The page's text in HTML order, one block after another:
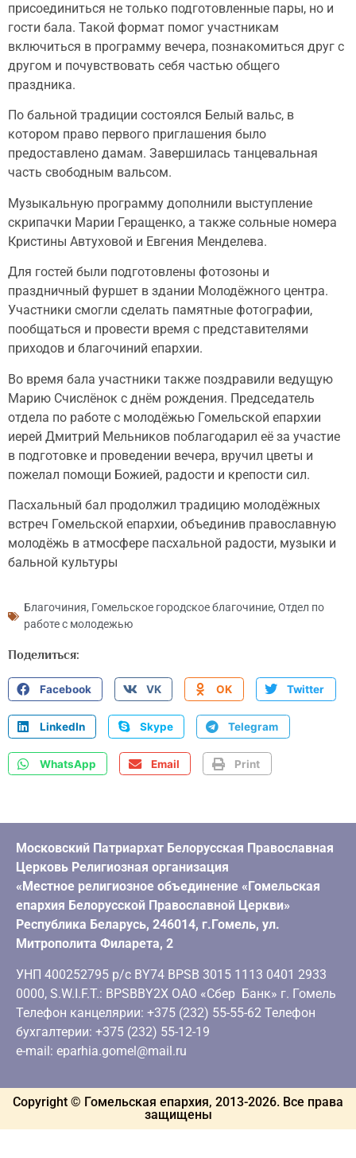
присоединиться не только подготовленные пары, но и
гости бала. Такой формат помог участникам
включиться в программу вечера, познакомиться друг с
другом и почувствовать себя частью общего
праздника.
По бальной традиции состоялся Белый вальс, в
котором право первого приглашения было
предоставлено дамам. Завершилась танцевальная
часть свободным вальсом.
Музыкальную программу дополнили выступление
скрипачки Марии Геращенко, а также сольные номера
Кристины Автуховой и Евгения Менделева.
Для гостей были подготовлены фотозоны и
праздничный фуршет в здании Молодёжного центра.
Участники смогли сделать памятные фотографии,
пообщаться и провести время с представителями
приходов и благочиний епархии.
Во время бала участники также поздравили ведущую
Марию Счислёнок с днём рождения. Председатель
отдела по работе с молодёжью Гомельской епархии
иерей Дмитрий Мельников поблагодарил её за участие
в подготовке и проведении вечера, вручил цветы и
пожелал помощи Божией, радости и крепости сил.
Пасхальный бал продолжил традицию молодёжных
встреч Гомельской епархии, объединив православную
молодёжь в атмосфере пасхальной радости, музыки и
бальной культуры
Благочиния, Гомельское городское благочиние, Отдел по
работе с молодежью
Поделиться:
Facebook VK OK Twitter
LinkedIn Skype Telegram
WhatsApp Email Print
Московский Патриархат Белорусская Православная
Церковь Религиозная организация
«Местное религиозное объединение «Гомельская
епархия Белорусской Православной Церкви»
Республика Беларусь, 246014, г.Гомель, ул.
Митрополита Филарета, 2
УНП 400252795 р/с BY74 BPSB 3015 1113 0401 2933
0000, S.W.I.F.T.: BPSBBY2X ОАО «Сбер Банк» г. Гомель
Телефон канцелярии: +375 (232) 55-55-62 Телефон
бухгалтерии: +375 (232) 55-12-19
e-mail: eparhia.gomel@mail.ru
Copyright © Гомельская епархия, 2013-2026. Все права
защищены